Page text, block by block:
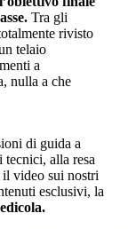
Tra gli
rivisto
telaio
a
nulla a che
di guida a
tecnici, alla resa
il video sui nostri
esclusivi, la